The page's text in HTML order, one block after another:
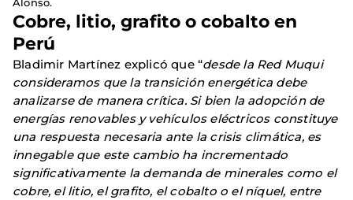
Cobre, litio, grafito o cobalto en
Perú
Bladimir Martínez explicó que “desde la Red Muqui
consideramos que la transición energética debe
analizarse de manera crítica. Si bien la adopción de
energías renovables y vehículos eléctricos constituye
una respuesta necesaria ante la crisis climática, es
innegable que este cambio ha incrementado
significativamente la demanda de minerales como el
cobre, el litio, el grafito, el cobalto o el níquel, entre